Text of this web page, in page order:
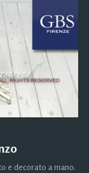
e decorato a mano.